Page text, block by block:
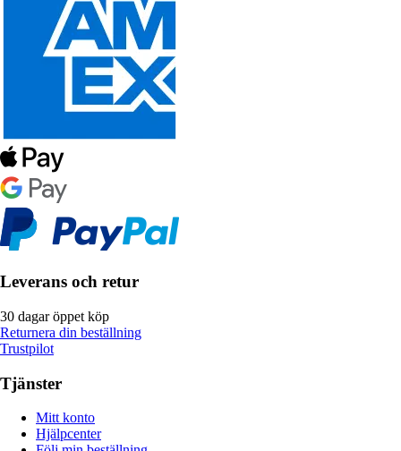
Leverans och retur
30 dagar öppet köp
Returnera din beställning
Trustpilot
Tjänster
Mitt konto
Hjälpcenter